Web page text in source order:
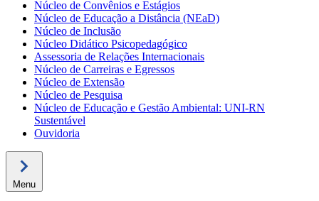
Núcleo de Convênios e Estágios
Núcleo de Educação a Distância (NEaD)
Núcleo de Inclusão
Núcleo Didático Psicopedagógico
Assessoria de Relações Internacionais
Núcleo de Carreiras e Egressos
Núcleo de Extensão
Núcleo de Pesquisa
Núcleo de Educação e Gestão Ambiental: UNI-RN
Sustentável
Ouvidoria
Menu